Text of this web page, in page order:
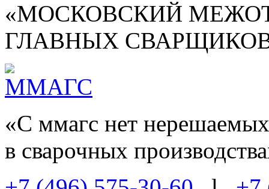
«МОСКОВСКИЙ
ГЛАВНЫХ
«С ммагс нет
в сварочных